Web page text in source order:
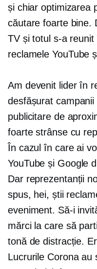
și chiar optimizarea
căutare foarte bine.
TV și totul s-a
reclamele YouTube
Am devenit lider în
desfășurat campanii
publicitare de
foarte strânse cu
În cazul în care ai
YouTube și Google
Dar reprezentanții
spus, hei, știi
eveniment. Să-i
mărci la care să
tonă de distracție.
Lucrurile Corona au